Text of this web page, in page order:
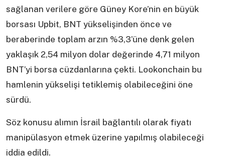
sağlanan verilere göre Güney Kore’nin en büyük
borsası Upbit, BNT yükselişinden önce ve
beraberinde toplam arzın %3,3’üne denk gelen
yaklaşık 2,54 milyon dolar değerinde 4,71 milyon
BNT’yi borsa cüzdanlarına çekti. Lookonchain bu
hamlenin yükselişi tetiklemiş olabileceğini öne
sürdü.
Söz konusu alımın İsrail bağlantılı olarak fiyatı
manipülasyon etmek üzerine yapılmış olabileceği
iddia edildi.